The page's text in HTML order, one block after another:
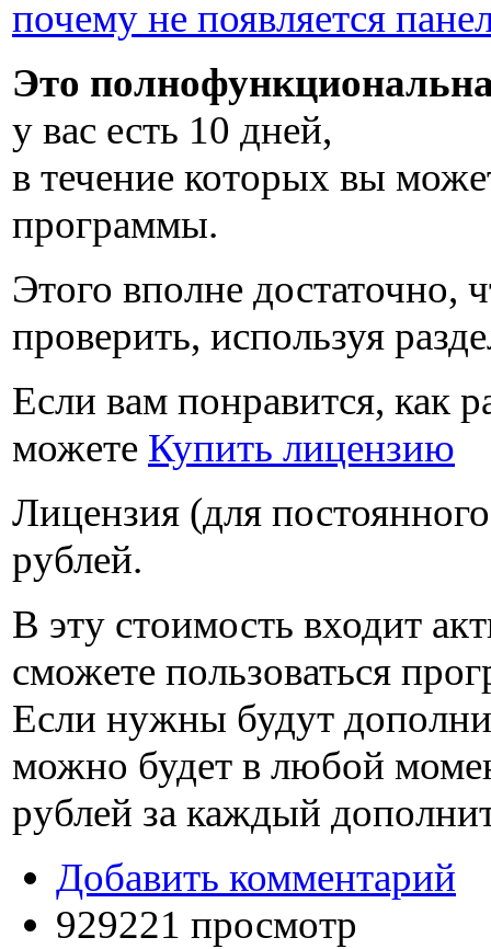
почему не появляется
Это
у вас есть 10 дней,
в течение которых вы
программы.
Этого вполне достаточно,
проверить, используя
Если вам понравится, как
можете Купить лицензию
Лицензия (для
рублей.
В эту стоимость входит
сможете пользоваться
Если нужны будут
можно будет в любой
рублей за каждый
Добавить комментарий
929221 просмотр